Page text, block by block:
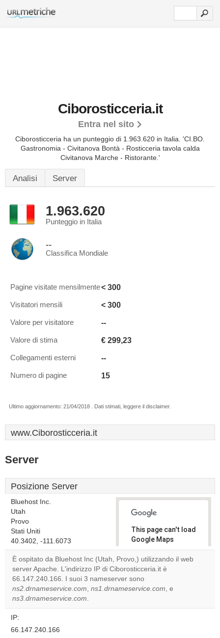
Ciborosticceria.it
Entra nel sito
Ciborosticceria ha un punteggio di 1.963.620 in Italia. 'CI.BO.
Gastronomia - Civitanova Bontà - Rosticceria tavola calda
Civitanova Marche - Ristorante.'
Analisi Server
1.963.620
Punteggio in Italia
--
Classifica Mondiale
Pagine visitate mensilmente< 300
Visitatori mensili < 300
Valore per visitatore --
Valore di stima € 299,23
Collegamenti esterni --
Numero di pagine 15
Ultimo aggiornamento: 21/04/2018 . Dati stimati, leggere il disclaimer.
www.Ciborosticceria.it
Server
Posizione Server
Bluehost Inc.
Utah
Provo
Stati Uniti
40.3402, -111.6073
This page can't load
Google Maps
correctly.
Do you
own this
website?
È ospitato da Bluehost Inc (Utah, Provo,) utilizzando il web
server Apache. L'indirizzo IP di Ciborosticceria.it è
66.147.240.166. I suoi 3 nameserver sono
ns2.drnameservice.com, ns1.drnameservice.com, e
ns3.drnameservice.com.
IP:
66.147.240.166